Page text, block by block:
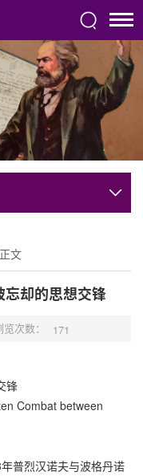
正文
忘却的思想交锋
览次数： 171
锋
Combat between
与波格丹诺